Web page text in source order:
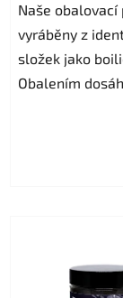
5,0
out
of
5
Naše obalovací
vyráběny z
složek jako
Obalením